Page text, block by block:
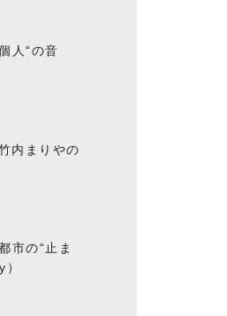
人“の音
内まりやの
市の“止ま